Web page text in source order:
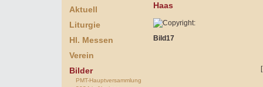
Aktuell
Liturgie
Hl. Messen
Verein
Bilder
PMT-Hauptversammlung
Haas
Bild17